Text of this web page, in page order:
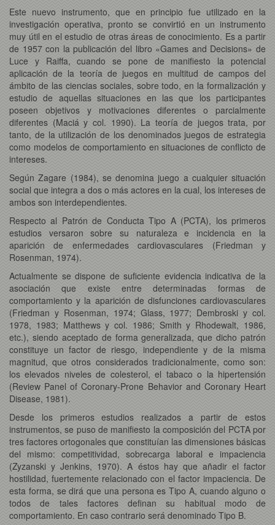
Este nuevo instrumento, que en principio fue utilizado en la
investigación operativa, pronto se convirtió en un instrumento
muy útil en el estudio de otras áreas de conocimiento. Es a partir
de 1957 con la publicación del libro «Games and Decisions» de
Luce y Raiffa, cuando se pone de manifiesto la potencial
aplicación de la teoría de juegos en multitud de campos del
ámbito de las ciencias sociales, sobre todo, en la formalización y
estudio de aquellas situaciones en las que los participantes
poseen objetivos y motivaciones diferentes o parcialmente
diferentes (Maciá y col. 1990). La teoría de juegos trata, por
tanto, de la utilización de los denominados juegos de estrategia
como modelos de comportamiento en situaciones de conflicto de
intereses.
Según Zagare (1984), se denomina juego a cualquier situación
social que integra a dos o más actores en la cual, los intereses de
ambos son interdependientes.
Respecto al Patrón de Conducta Tipo A (PCTA), los primeros
estudios versaron sobre su naturaleza e incidencia en la
aparición de enfermedades cardiovasculares (Friedman y
Rosenman, 1974).
Actualmente se dispone de suficiente evidencia indicativa de la
asociación que existe entre determinadas formas de
comportamiento y la aparición de disfunciones cardiovasculares
(Friedman y Rosenman, 1974; Glass, 1977; Dembroski y col.
1978, 1983; Matthews y col. 1986; Smith y Rhodewalt, 1986,
etc.), siendo aceptado de forma generalizada, que dicho patrón
constituye un factor de riesgo, independiente y de la misma
magnitud, que otros considerados tradicionalmente, como son:
los elevados niveles de colesterol, el tabaco o la hipertensión
(Review Panel of Coronary-Prone Behavior and Coronary Heart
Disease, 1981).
Desde los primeros estudios realizados a partir de estos
instrumentos, se puso de manifiesto la composición del PCTA por
tres factores ortogonales que constituían las dimensiones básicas
del mismo: competitividad, sobrecarga laboral e impaciencia
(Zyzanski y Jenkins, 1970). A éstos hay que añadir el factor
hostilidad, fuertemente relacionado con el factor impaciencia. De
esta forma, se dirá que una persona es Tipo A, cuando alguno o
todos de tales factores definan su habitual modo de
comportamiento. En caso contrario será denominado Tipo B.